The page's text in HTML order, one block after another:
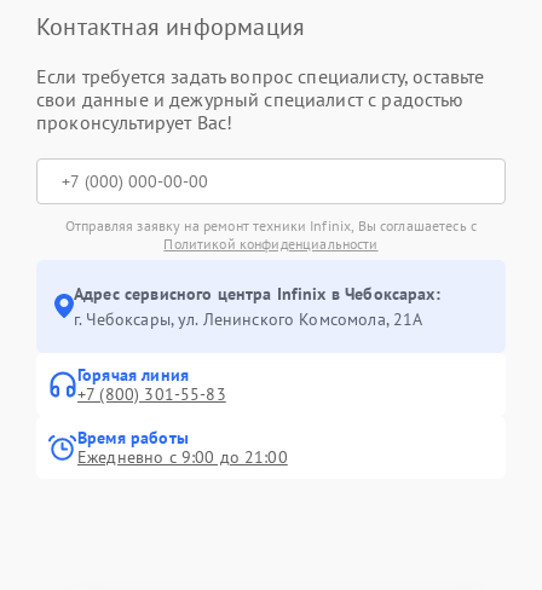
Контактная информация
Если требуется задать вопрос специалисту, оставьте
свои данные и дежурный специалист с радостью
проконсультирует Вас!
Отправляя заявку на ремонт техники Infinix, Вы соглашаетесь с
Политикой конфиденциальности
Адрес сервисного центра Infinix в Чебоксарах:
г. Чебоксары, ул. Ленинского Комсомола, 21А
Горячая линия
+7 (800) 301-55-83
Время работы
Ежедневно с 9:00 до 21:00